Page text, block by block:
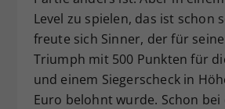
Level zu spielen, das ist schon
freute sich Sinner, der für
Triumph mit 500 Punkten für
und einem Siegerscheck in
Euro belohnt wurde. Schon bei